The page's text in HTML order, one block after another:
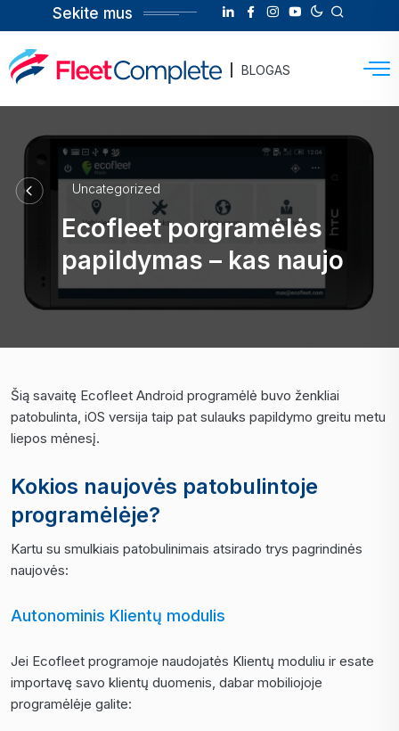
Sekite mus
BLOGAS
Uncategorized
Ecofleet porgramėlės
papildymas – kas naujo
Šią savaitę Ecofleet Android programėlė buvo ženkliai
patobulinta, iOS versija taip pat sulauks papildymo greitu metu
liepos mėnesį.
Kokios naujovės patobulintoje
programėlėje?
Kartu su smulkiais patobulinimais atsirado trys pagrindinės
naujovės:
Autonominis Klientų modulis
Jei Ecofleet programoje naudojatės Klientų moduliu ir esate
importavę savo klientų duomenis, dabar mobiliojoje
programėlėje galite: